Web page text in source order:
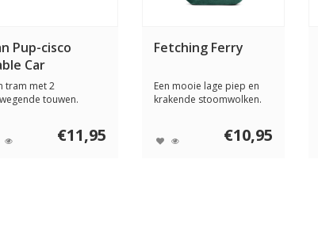
Pup-cisco
Car
tram met 2
touwen.
€11,95
Fetching Ferry
Een mooie lage piep en
krakende stoomwolken.
€10,95